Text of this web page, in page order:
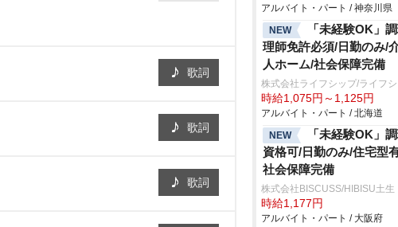
歌詞
歌詞
歌詞
アルバイト・パート / 神奈川県
NEW
「未経験OK」
理師免許必須/日勤のみ/
人ホーム/社会保障完備
株式会社ライフシップ/ライフ
時給1,075円～1,125円
アルバイト・パート / 北海道
NEW
「未経験OK」
資格可/日勤のみ/住宅型
社会保障完備
株式会社BISCUSS/HIBISU土生
時給1,177円
アルバイト・パート / 大阪府